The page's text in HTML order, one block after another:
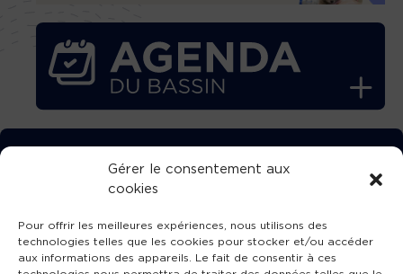
Gérer le consentement aux
cookies
Pour offrir les meilleures expériences, nous utilisons des
technologies telles que les cookies pour stocker et/ou accéder
aux informations des appareils. Le fait de consentir à ces
TÉLÉCHARGEZ GRATUITEMENT
L’APPLICATION TVBA !